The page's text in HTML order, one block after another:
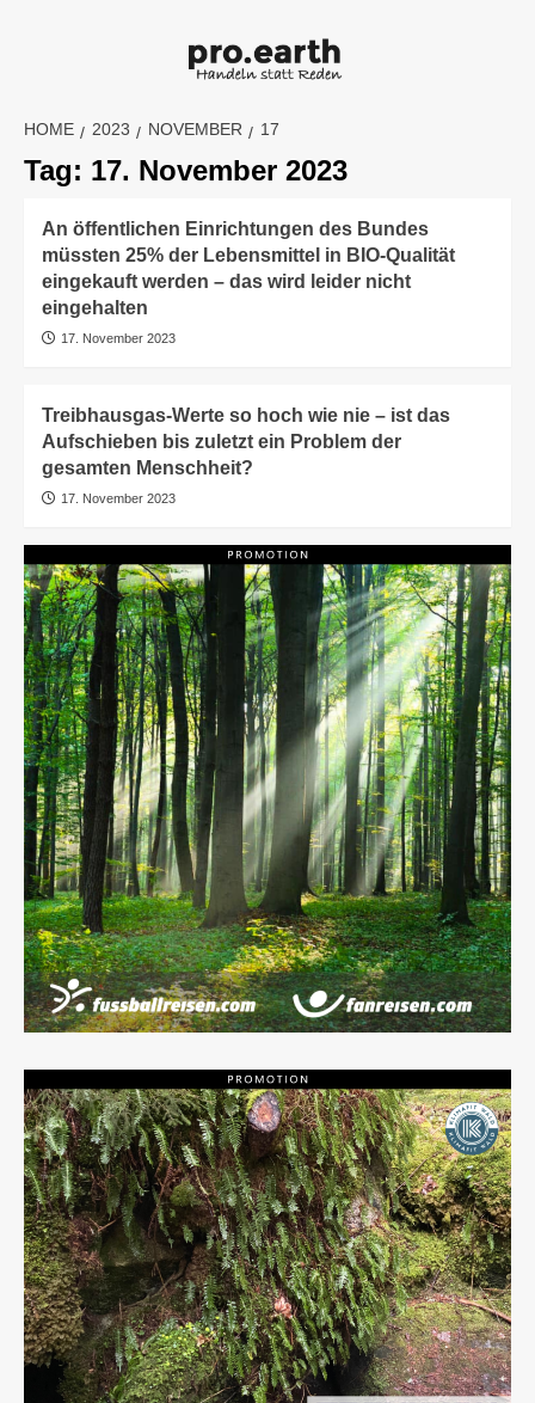
HOME 2023 NOVEMBER 17
Tag: 17. November 2023
An öffentlichen Einrichtungen des Bundes
müssten 25% der Lebensmittel in BIO-Qualität
eingekauft werden – das wird leider nicht
eingehalten
17. November 2023
Treibhausgas-Werte so hoch wie nie – ist das
Aufschieben bis zuletzt ein Problem der
gesamten Menschheit?
17. November 2023